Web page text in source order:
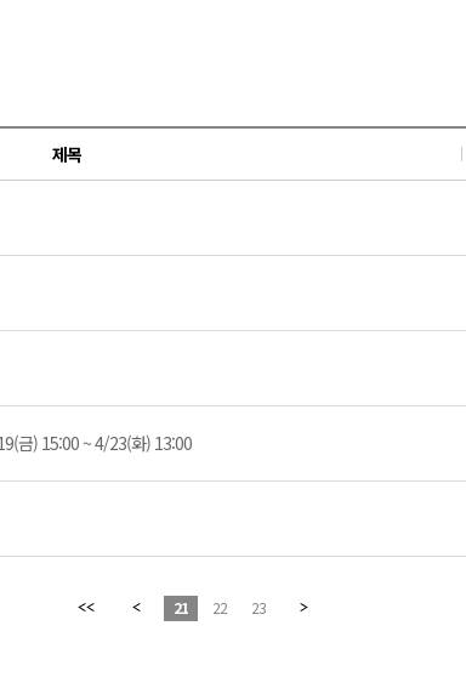
제목
금) 15:00 ~ 4/23(화) 13:00
21 22 23